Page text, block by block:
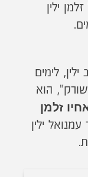
ילין
לימים
הוא
זלמן
ילין